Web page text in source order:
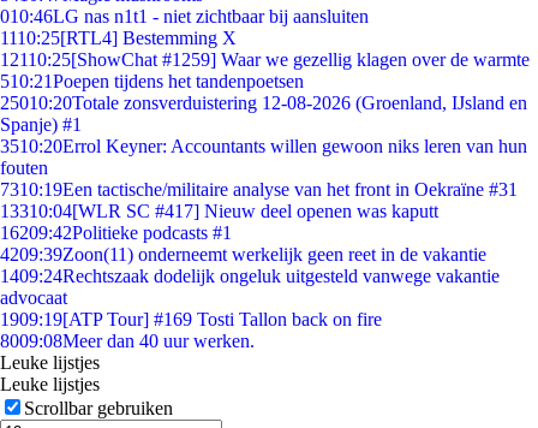
010:46LG nas n1t1 - niet zichtbaar bij aansluiten
1110:25[RTL4] Bestemming X
12110:25[ShowChat #1259] Waar we gezellig klagen over de warmte
510:21Poepen tijdens het tandenpoetsen
25010:20Totale zonsverduistering 12-08-2026 (Groenland, IJsland en
Spanje) #1
3510:20Errol Keyner: Accountants willen gewoon niks leren van hun
fouten
7310:19Een tactische/militaire analyse van het front in Oekraïne #31
13310:04[WLR SC #417] Nieuw deel openen was kaputt
16209:42Politieke podcasts #1
4209:39Zoon(11) onderneemt werkelijk geen reet in de vakantie
1409:24Rechtszaak dodelijk ongeluk uitgesteld vanwege vakantie
advocaat
1909:19[ATP Tour] #169 Tosti Tallon back on fire
8009:08Meer dan 40 uur werken.
Leuke lijstjes
Leuke lijstjes
Scrollbar gebruiken